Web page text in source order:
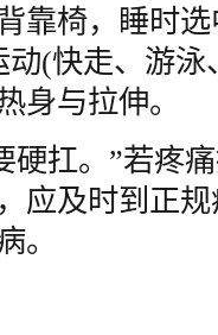
靠椅，睡时
动(快走、游
身与拉伸。
硬扛。”若疼
应及时到正
。